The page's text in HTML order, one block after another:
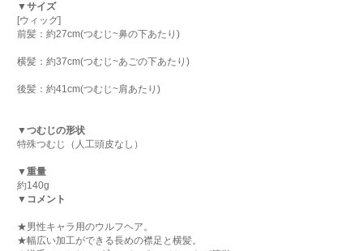
▼サイズ
[ウィッグ]
前髪：約27cm(つむじ~鼻の下あたり)
横髪：約37cm(つむじ~あごの下あたり)
後髪：約41cm(つむじ~肩あたり)
▼つむじの形状
特殊つむじ（人工頭皮なし）
▼重量
約140g
▼コメント
★男性キャラ用のウルフヘア。
★幅広い加工ができる長めの襟足と横髪。